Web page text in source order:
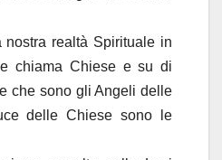
nostra realtà Spirituale in
chiama Chiese e su di
che sono gli Angeli delle
delle Chiese sono le